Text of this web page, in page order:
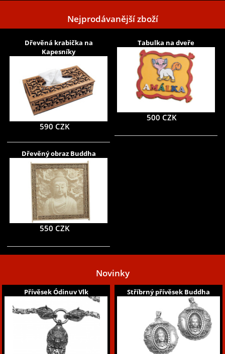
Nejprodávanější zboží
Dřevěná krabička na
Kapesníky
590 CZK
Tabulka na dveře
500 CZK
Dřevěný obraz Buddha
550 CZK
Novinky
Přívěsek Ódinuv Vlk Stříbrný přívěsek Buddha